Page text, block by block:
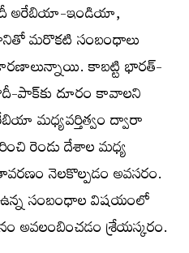
అరేబియా-ఇండియా,
మరొకటి సంబంధాలు
కాబట్టి భారత్-
పాక్‌కు దూరం కావాలని
మధ్యవర్తిత్వం ద్వారా
రెండు దేశాల మధ్య
నెలకొల్పడం అవసరం.
సంబంధాల విషయంలో
శ్రేయస్కరం.